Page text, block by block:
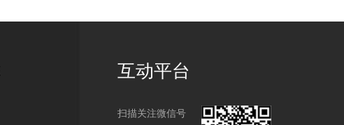
互动平台
扫描关注微信号